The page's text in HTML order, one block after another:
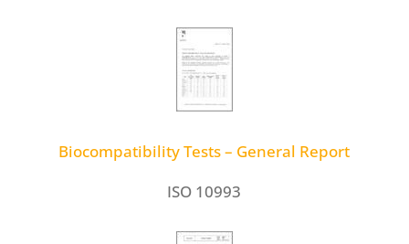
Biocompatibility Tests – General Report
ISO 10993